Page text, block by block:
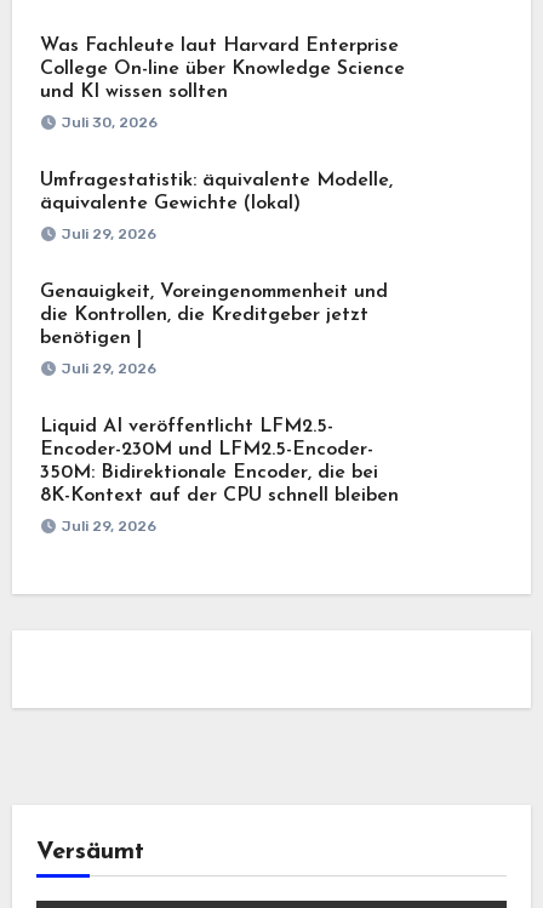
Was Fachleute laut Harvard Enterprise
College On-line über Knowledge Science
und KI wissen sollten
Juli 30, 2026
Umfragestatistik: äquivalente Modelle,
äquivalente Gewichte (lokal)
Juli 29, 2026
Genauigkeit, Voreingenommenheit und
die Kontrollen, die Kreditgeber jetzt
benötigen |
Juli 29, 2026
Liquid AI veröffentlicht LFM2.5-
Encoder-230M und LFM2.5-Encoder-
350M: Bidirektionale Encoder, die bei
8K-Kontext auf der CPU schnell bleiben
Juli 29, 2026
Versäumt